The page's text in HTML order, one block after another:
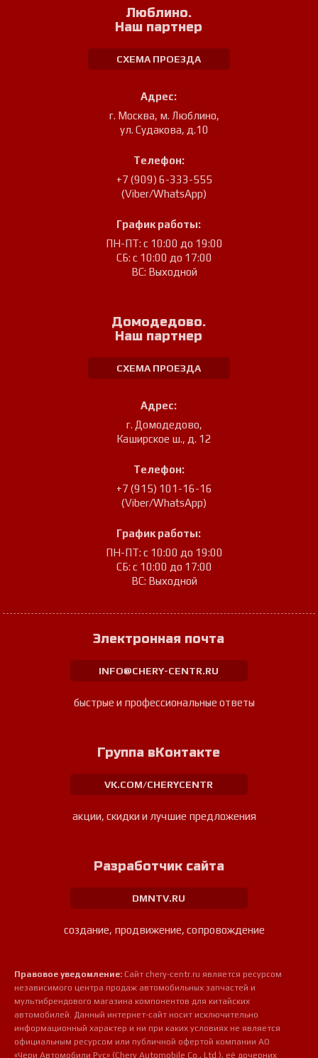
Люблино.
Наш партнер
СХЕМА ПРОЕЗДА
Адрес:
г. Москва, м. Люблино,
ул. Судакова, д.10
Телефон:
+7 (909) 6-333-555
(Viber/WhatsApp)
График работы:
ПН-ПТ: с 10:00 до 19:00
СБ: с 10:00 до 17:00
ВС: Выходной
Домодедово.
Наш партнер
СХЕМА ПРОЕЗДА
Адрес:
г. Домодедово,
Каширское ш., д. 12
Телефон:
+7 (915) 101-16-16
(Viber/WhatsApp)
График работы:
ПН-ПТ: с 10:00 до 19:00
СБ: с 10:00 до 17:00
ВС: Выходной
Электронная почта
INFO@CHERY-CENTR.RU
быстрые и профессиональные ответы
Группа вКонтакте
VK.COM/CHERYCENTR
акции, скидки и лучшие предложения
Разработчик сайта
DMNTV.RU
создание, продвижение, сопровождение
Правовое уведомление: Сайт chery-centr.ru является ресурсом
независимого центра продаж автомобильных запчастей и
мультибрендового магазина компонентов для китайских
автомобилей. Данный интернет-сайт носит исключительно
информационный характер и ни при каких условиях не является
официальным ресурсом или публичной офертой компании АО
«Чери Автомобили Рус» (Chery Automobile Co., Ltd.), её дочерних